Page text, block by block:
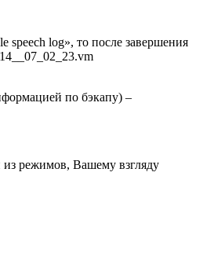
speech log», то после завершения
по бэкапу) –
режимов, Вашему взгляду